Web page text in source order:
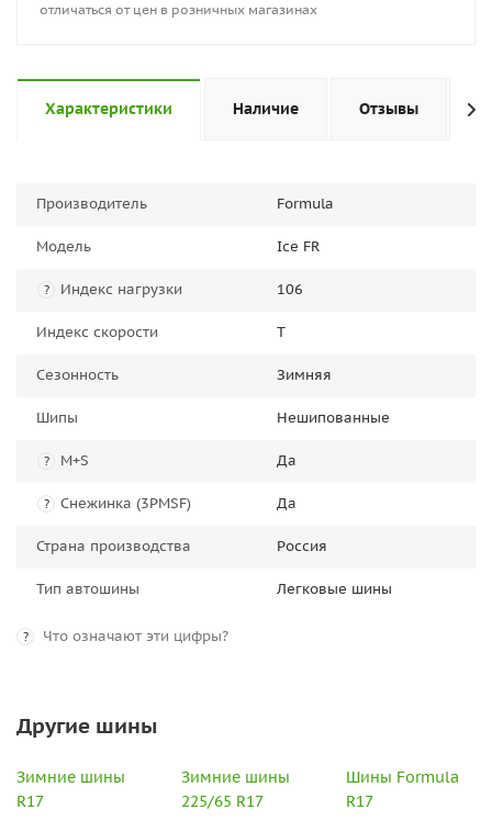
отличаться от цен в розничных магазинах
Характеристики Наличие Отзывы
Производитель Formula
Модель Ice FR
? Индекс нагрузки 106
Индекс скорости T
Сезонность Зимняя
Шипы Нешипованные
? M+S Да
? Снежинка (3PMSF) Да
Страна производства Россия
Тип автошины Легковые шины
? Что означают эти цифры?
Другие шины
Зимние шины
R17
Зимние шины
225/65 R17
Шины Formula
R17